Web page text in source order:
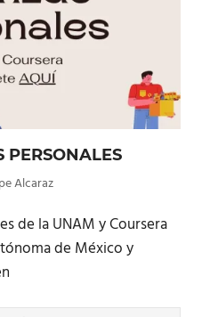
PERSONALES
Alcaraz
de la UNAM y Coursera
de México y